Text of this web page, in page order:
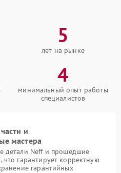
5
лет на рынке
4
минимальный опыт работы
специалистов
и
мастера
детали Neff и прошедшие
гарантирует корректную
гарантийных